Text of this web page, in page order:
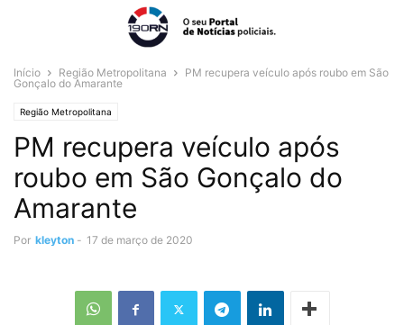
Início Região Metropolitana
PM recupera veículo após roubo em São
Gonçalo do Amarante
Região Metropolitana
PM recupera veículo após
roubo em São Gonçalo do
Amarante
Por kleyton - 17 de março de 2020